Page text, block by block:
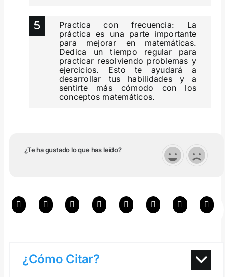
Practica con frecuencia: La
práctica es una parte importante
para mejorar en matemáticas.
Dedica un tiempo regular para
practicar resolviendo problemas y
ejercicios. Esto te ayudará a
desarrollar tus habilidades y a
sentirte más cómodo con los
conceptos matemáticos.
¿Te ha gustado lo que has leído?
¿Cómo Citar?